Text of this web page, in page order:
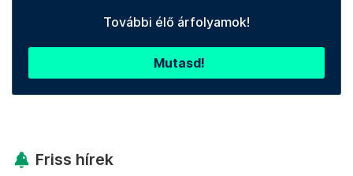
További élő árfolyamok!
Mutasd!
Friss hírek